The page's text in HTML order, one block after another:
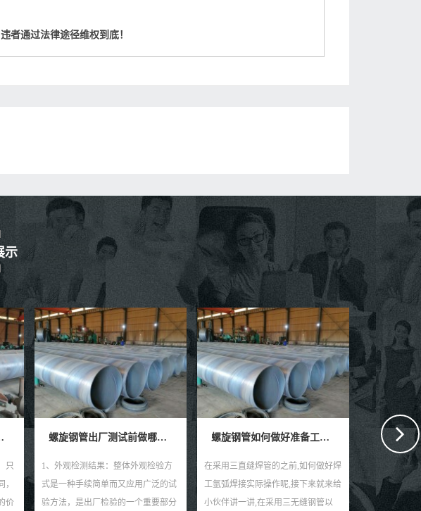
者通过法律途径维权到底！
示
测结果？
分
螺旋钢管如何做好准备工作烧电焊焊接
在采用三直缝焊管的之前,如何做好焊
工氩弧焊接实际操作呢,接下来就来给
小伙伴讲一讲,在采用三无缝钢管以
双面电弧焊直缝焊管质量检测
双面焊条电弧焊直缝焊管厂家要求前
应对其机械性能验证试验，压碎相关
试验和扩口相关试验，且需要符合标
大家因为不
么样，其实很
文章你就懂